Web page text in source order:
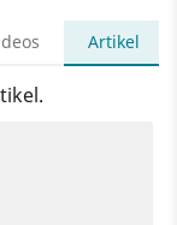
Artikel